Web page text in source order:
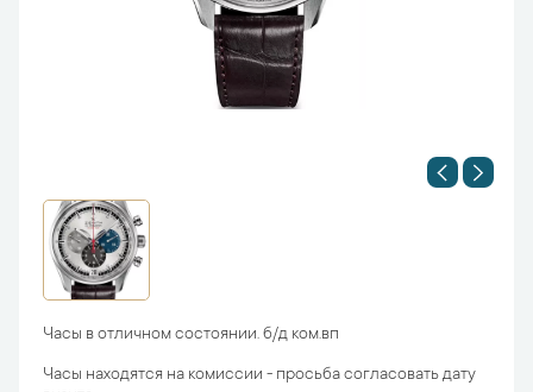
Часы в отличном состоянии. б/д ком.вп
Часы находятся на комиссии - просьба согласовать дату